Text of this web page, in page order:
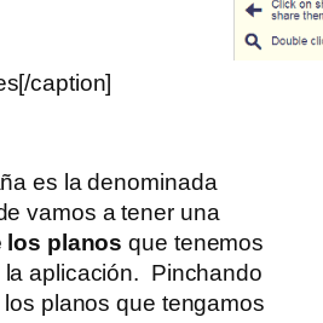
caption]
es la denominada
vamos a tener una
los planos que tenemos
aplicación. Pinchando
planos que tengamos